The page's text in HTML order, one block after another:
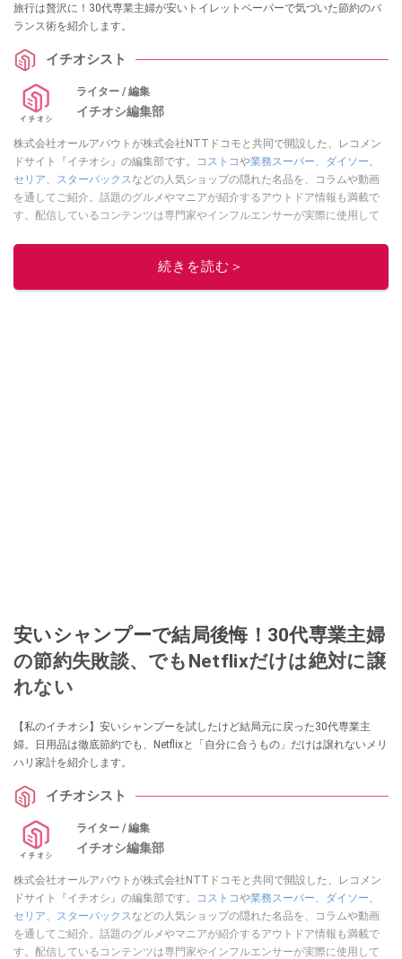
旅行は贅沢に！30代専業主婦が安いトイレットペーパーで気づいた節約のバ
ランス術を紹介します。
イチオシスト
ライター / 編集
イチオシ編集部
株式会社オールアバウトが株式会社NTTドコモと共同で開設した、レコメン
ドサイト『イチオシ』の編集部です。
コストコや業務スーパー ダイソー
セリア
スターバックス などの人気ショップの隠れた名品を、コラムや動画
を通してご紹介。話題のグルメやマニアが紹介するアウトドア情報も満載で
す。配信しているコンテンツは専門家やインフルエンサーが実際に使用して
ニュースでフォロー
続きを読む＞
安いシャンプーで結局後悔！30代専業主婦
の節約失敗談、でもNetflixだけは絶対に譲
れない
【私のイチオシ】安いシャンプーを試したけど結局元に戻った30代専業主
婦。日用品は徹底節約でも、Netflixと「自分に合うもの」だけは譲れないメリ
ハリ家計を紹介します。
イチオシスト
ライター / 編集
イチオシ編集部
株式会社オールアバウトが株式会社NTTドコモと共同で開設した、レコメン
ドサイト『イチオシ』の編集部です。
コストコや業務スーパー ダイソー
セリア
スターバックス などの人気ショップの隠れた名品を、コラムや動画
を通してご紹介。話題のグルメやマニアが紹介するアウトドア情報も満載で
す。配信しているコンテンツは専門家やインフルエンサーが実際に使用して